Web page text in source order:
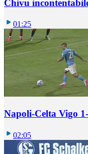
Chivu
01:25
Napoli-Celta Vigo
02:05